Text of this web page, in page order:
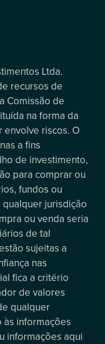
Ltda.
recursos de
Comissão de
na forma da
envolve riscos. O
a fins
de investimento,
para comprar ou
fundos ou
jurisdição
ou venda seria
de tal
sujeitas a
nas
fica a critério
de valores
qualquer
às informações
informações aqui